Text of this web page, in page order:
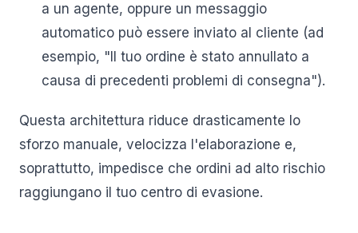
a un agente, oppure un messaggio
automatico può essere inviato al cliente (ad
esempio, "Il tuo ordine è stato annullato a
causa di precedenti problemi di consegna").
Questa architettura riduce drasticamente lo
sforzo manuale, velocizza l'elaborazione e,
soprattutto, impedisce che ordini ad alto rischio
raggiungano il tuo centro di evasione.